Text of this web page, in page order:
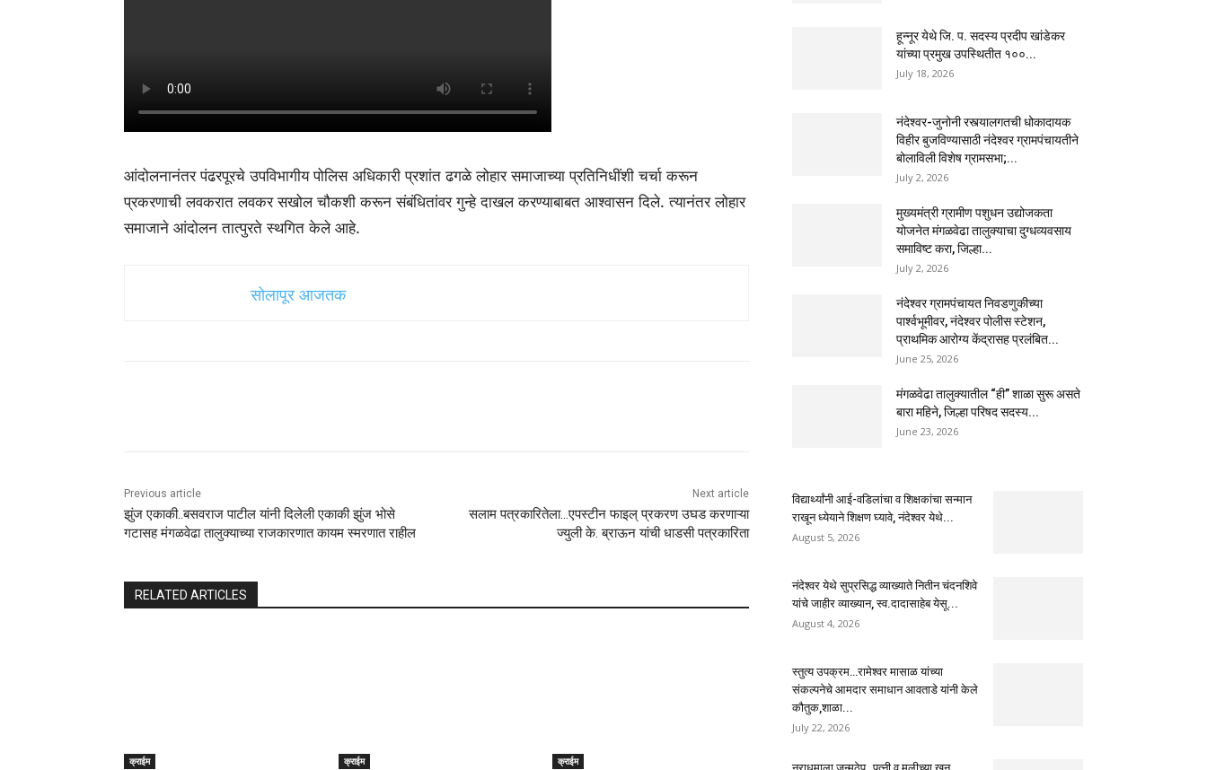
आंदोलनानंतर पंढरपूरचे उपविभागीय पोलिस अधिकारी प्रशांत ढगळे लोहार समाजाच्या प्रतिनिधींशी चर्चा करून
प्रकरणाची लवकरात लवकर सखोल चौकशी करून संबंधितांवर गुन्हे दाखल करण्याबाबत आश्वासन दिले. त्यानंतर लोहार
समाजाने आंदोलन तात्पुरते स्थगित केले आहे.
सोलापूर आजतक
Previous article
झुंज एकाकी..बसवराज पाटील यांनी दिलेली एकाकी झुंज भोसे
गटासह मंगळवेढा तालुक्याच्या राजकारणात कायम स्मरणात राहील
Next article
सलाम पत्रकारितेला…एपस्टीन फाइल् प्रकरण उघड करणाऱ्या
ज्युली के. ब्राऊन यांची धाडसी पत्रकारिता
RELATED ARTICLES
क्राईम क्राईम क्राईम
हून्नूर येथे जि. प. सदस्य प्रदीप खांडेकर
यांच्या प्रमुख उपस्थितीत १००...
July 18, 2026
नंदेश्वर-जुनोनी रस्त्यालगतची धोकादायक
विहीर बुजविण्यासाठी नंदेश्वर ग्रामपंचायतीने
बोलाविली विशेष ग्रामसभा;...
July 2, 2026
मुख्यमंत्री ग्रामीण पशुधन उद्योजकता
योजनेत मंगळवेढा तालुक्याचा दुग्धव्यवसाय
समाविष्ट करा, जिल्हा...
July 2, 2026
नंदेश्वर ग्रामपंचायत निवडणुकीच्या
पार्श्वभूमीवर, नंदेश्वर पोलीस स्टेशन,
प्राथमिक आरोग्य केंद्रासह प्रलंबित...
June 25, 2026
मंगळवेढा तालुक्यातील “ही” शाळा सुरू असते
बारा महिने, जिल्हा परिषद सदस्य...
June 23, 2026
विद्यार्थ्यांनी आई-वडिलांचा व शिक्षकांचा सन्मान
राखून ध्येयाने शिक्षण घ्यावे, नंदेश्वर येथे...
August 5, 2026
नंदेश्वर येथे सुप्रसिद्ध व्याख्याते नितीन चंदनशिवे
यांचे जाहीर व्याख्यान, स्व.दादासाहेब येसू...
August 4, 2026
स्तुत्य उपक्रम…रामेश्वर मासाळ यांच्या
संकल्पनेचे आमदार समाधान आवताडे यांनी केले
कौतुक,शाळा...
July 22, 2026